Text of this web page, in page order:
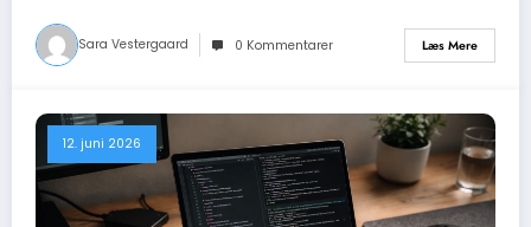
Sara Vestergaard 0 Kommentarer Læs Mere
12. juni 2026